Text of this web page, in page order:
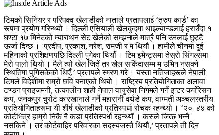
टिमको सिनियर र परिपक्व खेलाडीको नाताले प्रतापलाई ‘तुरुप कार्ड’ का
रूपमा प्रयोग गरिन्थ्यो । दिल्ली एसियाली खेलकुदमा थाइल्यान्डलाई हराउँदा १
घण्टा १७ मिनेटको म्याराथन सेट खेलेको सम्झनाले मात्रै पनि उनलाई छुट्टै
ऊर्जा दिन्छ । ‘प्रदीप, प्रकाश, नरेश, रामजी र म थियौं । हामीले चीनमा दुई
महिनाको प्रशिक्षणपछि दिल्ली पुगेका थियौं । टिम इभेन्ट्समा तेस्रो सिंगल्समा
मेरो पालो थियो । मैले त्यो खेल जितें तर खेल सकिँदासम्म म उभिन नसक्ने
स्थितिमा पुगिसकेको थिएँ,’ प्रतापले स्मरण गरे । यस्ता नतिजाहरूले नेपाली
टिमले विदेशीमा राम्रो छवि बनाएको थियो । राष्ट्रिय प्रतियोगिताका अलावा
टण्डन प्राइजमनी, तत्कालीन शाही नेपाल वायुसेवा निगमले गर्ने इन्टर कर्पोरेसन
कप, जनकपुर चुरोट कारखानाले गर्ने महारानी वर्थडे कप, वाग्मती अञ्चलस्तरीय
प्रतियोगिताहरूमा यी शीर्ष खेलाडीको प्रतिस्पर्धा रोचक रहन्थ्यो । ‘२०–४४ को
कोर्टभित्र हाम्रो निकै नै कडा प्रतिस्पर्धा रहन्थ्यौं । कसले जित्छ भन्नै
नसकिने । तर कोर्टबाहिर परिवारका सदस्यजस्तै थियौं,’ प्रतापले ती दिन